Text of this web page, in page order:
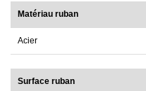
Matériau ruban
Acier
Surface ruban